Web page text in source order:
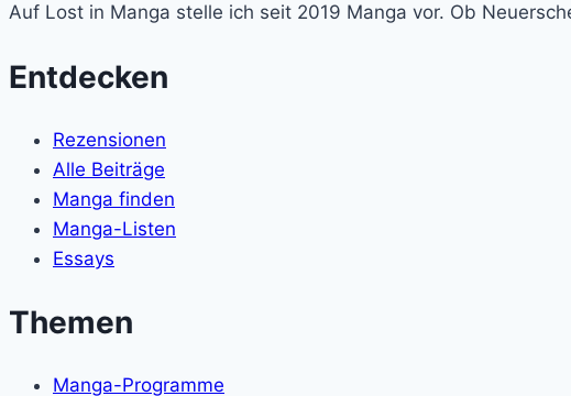
Manga
Auf Lost in Manga stelle ich seit 2019 Manga vor. Ob
Entdecken
Rezensionen
Alle Beiträge
Manga finden
Manga-Listen
Essays
Themen
Manga-Programme